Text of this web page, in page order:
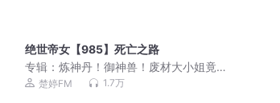
绝世帝女【985】死亡之路
专辑： 炼神丹！御神兽！废材大小姐竟
是绝世帝女 |古风女强玄幻仙侠|楚婷杜
楚婷FM 1.7万